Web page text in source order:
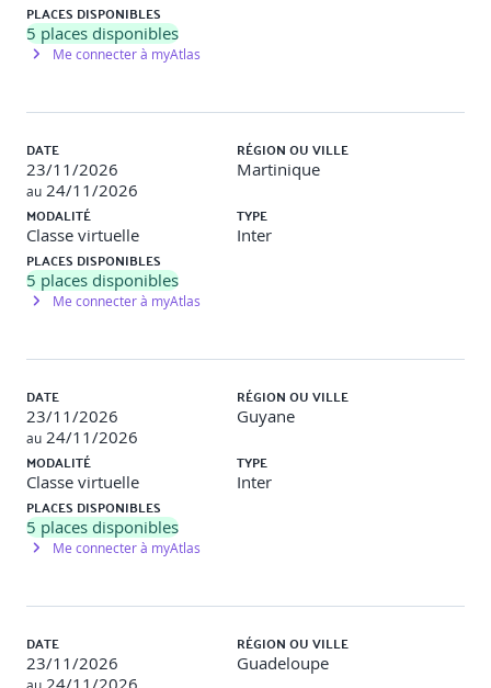
o Objectif spécifique : Savoir mobiliser et accompagner
ses équipes dans l'adoption de l'IA.
Contenu
o Posture du leader face aux innovations : curiosité,
exemplarité, communication transparente
o Clés pour expliquer l'IA aux non-techniciens
o Méthodes pour rassurer et impliquer les équipes
o Identifier et traiter les résistances (individuelles et
o Construire un plan de communication interne sur l'IA
o Valoriser les succès et encourager l'expérimentation
Exemple d'atelier
présentant un projet IA, avec mise en situation de
réponses aux objections des équipes ou des parties
prenantes.
Intersession (entre J1 et J2)
o Identifier un cas d'usage IA potentiel ou en cours dans
l'organisation
PLACES DISPONIBLES
5 places disponibles
Me connecter à myAtlas
DATE
23/11/2026
au 24/11/2026
RÉGION OU VILLE
Martinique
MODALITÉ
Classe virtuelle
TYPE
Inter
PLACES DISPONIBLES
5 places disponibles
Me connecter à myAtlas
DATE
23/11/2026
au 24/11/2026
RÉGION OU VILLE
Guyane
MODALITÉ
Classe virtuelle
TYPE
Inter
PLACES DISPONIBLES
5 places disponibles
Me connecter à myAtlas
DATE
23/11/2026
24/11/2026
RÉGION OU VILLE
Guadeloupe